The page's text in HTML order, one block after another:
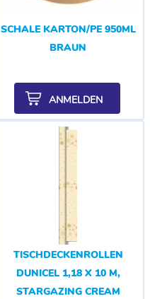
SCHALE KARTON/PE 950ML
BRAUN
ANMELDEN
TISCHDECKENROLLEN
DUNICEL 1,18 X 10 M,
STARGAZING CREAM